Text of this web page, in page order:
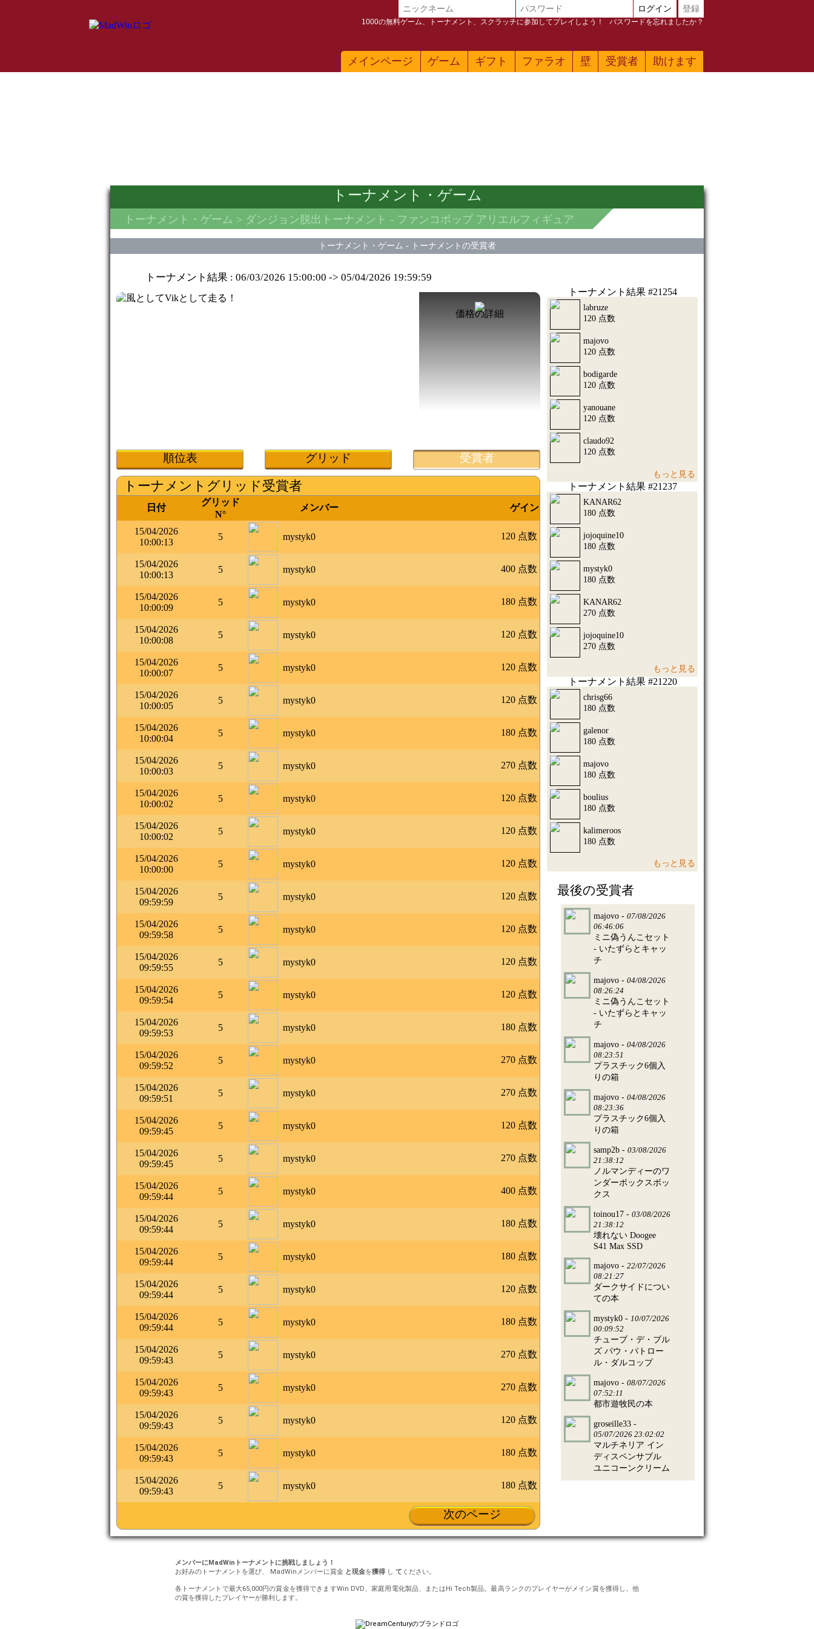
メインページ ゲーム ギフト ファラオ 壁 受賞者 助けます
ログイン 登録
1000の無料ゲーム、トーナメント、スクラッチに参加してプレイしよう！ パスワードを忘れましたか？
トーナメント・ゲーム
トーナメント・ゲーム > ダンジョン脱出トーナメント - ファンコポップ アリエルフィギュア
トーナメント・ゲーム - トーナメントの受賞者
トーナメント結果 :06/03/2026 15:00:00 ->05/04/2026 19:59:59
価格の詳細
順位表 グリッド 受賞者
トーナメントグリッド受賞者
日付
グリッド
N°
メンバー ゲイン
15/04/2026
10:00:13
5 mystyk0 120 点数
15/04/2026
10:00:13
5 mystyk0 400 点数
15/04/2026
10:00:09
5 mystyk0 180 点数
15/04/2026
10:00:08
5 mystyk0 120 点数
15/04/2026
10:00:07
5 mystyk0 120 点数
15/04/2026
10:00:05
5 mystyk0 120 点数
15/04/2026
10:00:04
5 mystyk0 180 点数
15/04/2026
10:00:03
5 mystyk0 270 点数
15/04/2026
10:00:02
5 mystyk0 120 点数
15/04/2026
10:00:02
5 mystyk0 120 点数
15/04/2026
10:00:00
5 mystyk0 120 点数
15/04/2026
09:59:59
5 mystyk0 120 点数
15/04/2026
09:59:58
5 mystyk0 120 点数
15/04/2026
09:59:55
5 mystyk0 120 点数
15/04/2026
09:59:54
5 mystyk0 120 点数
15/04/2026
09:59:53
5 mystyk0 180 点数
15/04/2026
09:59:52
5 mystyk0 270 点数
15/04/2026
09:59:51
5 mystyk0 270 点数
15/04/2026
09:59:45
5 mystyk0 120 点数
15/04/2026
09:59:45
5 mystyk0 270 点数
15/04/2026
09:59:44
5 mystyk0 400 点数
15/04/2026
09:59:44
5 mystyk0 180 点数
15/04/2026
09:59:44
5 mystyk0 180 点数
15/04/2026
09:59:44
5 mystyk0 120 点数
15/04/2026
09:59:44
5 mystyk0 180 点数
15/04/2026
09:59:43
5 mystyk0 270 点数
15/04/2026
09:59:43
5 mystyk0 270 点数
15/04/2026
09:59:43
5 mystyk0 120 点数
15/04/2026
09:59:43
5 mystyk0 180 点数
15/04/2026
09:59:43
5 mystyk0 180 点数
次のページ
トーナメント結果 #21254
labruze
120 点数
majovo
120 点数
bodigarde
120 点数
yanouane
120 点数
claudo92
120 点数
もっと見る
トーナメント結果 #21237
KANAR62
180 点数
jojoquine10
180 点数
mystyk0
180 点数
KANAR62
270 点数
jojoquine10
270 点数
もっと見る
トーナメント結果 #21220
chrisg66
180 点数
galenor
180 点数
majovo
180 点数
boulius
180 点数
kalimeroos
180 点数
もっと見る
最後の受賞者
majovo - 07/08/2026
06:46:06
ミニ偽うんこセット
- いたずらとキャッ
チ
majovo - 04/08/2026
08:26:24
ミニ偽うんこセット
- いたずらとキャッ
チ
majovo - 04/08/2026
08:23:51
プラスチック6個入
りの箱
majovo - 04/08/2026
08:23:36
プラスチック6個入
りの箱
samp2b - 03/08/2026
21:38:12
ノルマンディーのワ
ンダーボックスボッ
クス
toinou17 - 03/08/2026
21:38:12
壊れない Doogee
S41 Max SSD
majovo - 22/07/2026
08:21:27
ダークサイドについ
ての本
mystyk0 - 10/07/2026
00:09:52
チューブ・デ・ブル
ズ パウ・パトロー
ル・ダルコップ
majovo - 08/07/2026
07:52:11
都市遊牧民の本
groseille33 -
05/07/2026 23:02:02
マルチネリア イン
ディスペンサブル
ユニコーンクリーム
メンバーにMadWinトーナメントに挑戦しましょう！
お好みのトーナメントを選び、 MadWinメンバーに賞金 と現金を獲得し て ください。
各トーナメントで最大65,000円の賞金を獲得できますWin DVD、家庭用電化製品、またはHi Tech製品。最高ランクのプレイヤーがメイン賞を獲得し、他
の賞を獲得したプレイヤーが勝利します。